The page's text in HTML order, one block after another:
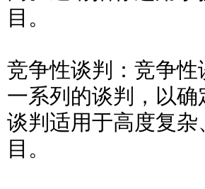
目。
竞争性谈判：竞争
一系列的谈判，以
谈判适用于高度复
目。